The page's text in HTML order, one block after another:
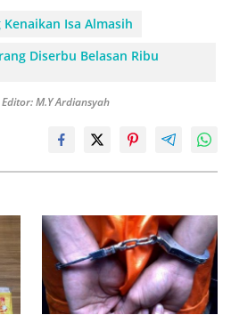
Isa Almasih
Diserbu Belasan Ribu
Editor: M.Y Ardiansyah